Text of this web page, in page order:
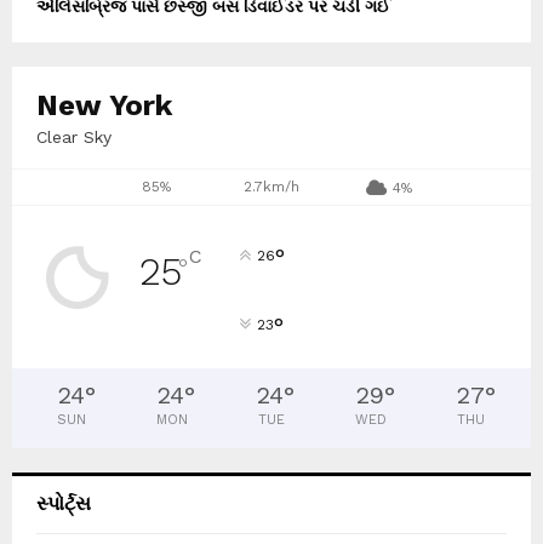
એલિસબ્રિજ પાસે છસ્જી બસ ડિવાઈડર પર ચડી ગઈ
New York
Clear Sky
85% 2.7km/h 4%
25°C 26°
23°
24°
SUN
24°
MON
24°
TUE
29°
WED
27°
THU
સ્પોર્ટ્સ